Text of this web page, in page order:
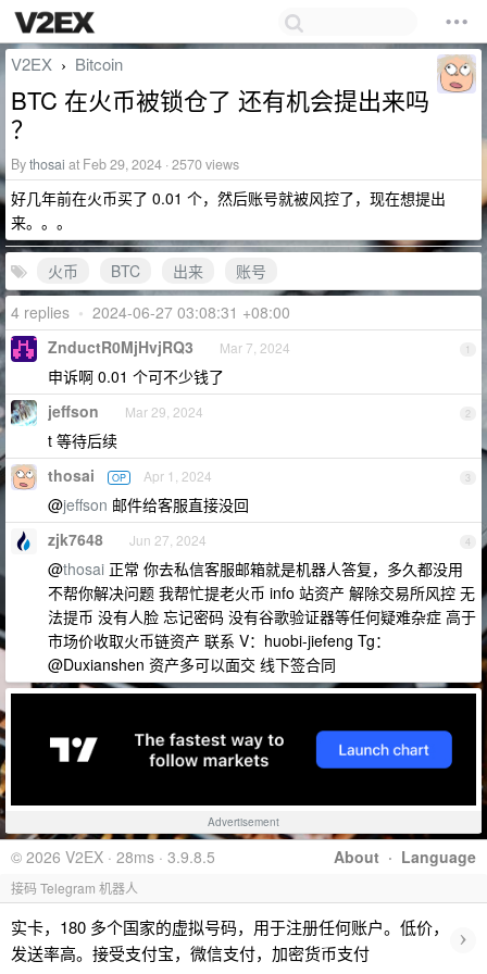
V2EX › Bitcoin
BTC 在火币被锁仓了 还有机会提出来吗
？
Bythosai at Feb 29, 2024 · 2570 views
好几年前在火币买了 0.01 个，然后账号就被风控了，现在想提出
来。。。
火币 BTC 出来
账号
4 replies • 2024-06-27 03:08:31 +08:00
1
ZnductR0MjHvjRQ3 Mar 7, 2024
申诉啊 0.01 个可不少钱了
2
jeffson Mar 29, 2024
t 等待后续
3
thosai OP Apr 1, 2024
@jeffson 邮件给客服直接没回
4
zjk7648 Jun 27, 2024
@thosai 正常 你去私信客服邮箱就是机器人答复，多久都没用
不帮你解决问题 我帮忙提老火币 info 站资产 解除交易所风控 无
法提币 没有人脸 忘记密码 没有谷歌验证器等任何疑难杂症 高于
市场价收取火币链资产 联系 V：huobi-jiefeng Tg：
@Duxianshen 资产多可以面交 线下签合同
Advertisement
About · Language
© 2026 V2EX · 28ms · 3.9.8.5
接码 Telegram 机器人
实卡，180 多个国家的虚拟号码，用于注册任何账户。低价，
发送率高。接受支付宝，微信支付，加密货币支付
›